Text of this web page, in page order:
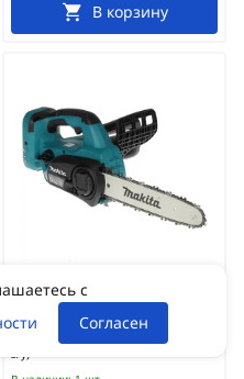
В корзину
Артикул: 29876
Пила цепная аккумуляторная MAKITA
DUC302Z
(36В/2х18В/LXT,шина30см,без акк.и
з/у)
с
Согласен